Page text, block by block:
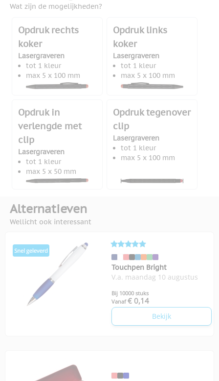
Wat zijn de mogelijkheden?
Opdruk rechts
koker
Lasergraveren
tot 1 kleur
max 5 x 100 mm
Opdruk links
koker
Lasergraveren
tot 1 kleur
max 5 x 100 mm
Opdruk in
verlengde met
clip
Lasergraveren
tot 1 kleur
max 5 x 50 mm
Opdruk tegenover
clip
Lasergraveren
tot 1 kleur
max 5 x 100 mm
Alternatieven
Wellicht ook interessant
Touchpen Bright
V.a. maandag 10 augustus
Bij 10000 stuks
Vanaf € 0,14
Bekijk